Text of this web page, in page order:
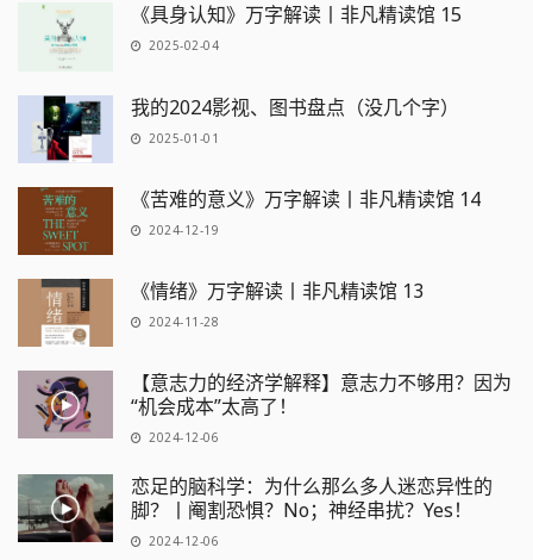
《具身认知》万字解读丨非凡精读馆 15
2025-02-04
我的2024影视、图书盘点（没几个字）
2025-01-01
《苦难的意义》万字解读丨非凡精读馆 14
2024-12-19
《情绪》万字解读丨非凡精读馆 13
2024-11-28
【意志力的经济学解释】意志力不够用？因为
“机会成本”太高了！
2024-12-06
恋足的脑科学：为什么那么多人迷恋异性的
脚？丨阉割恐惧？No；神经串扰？Yes！
2024-12-06